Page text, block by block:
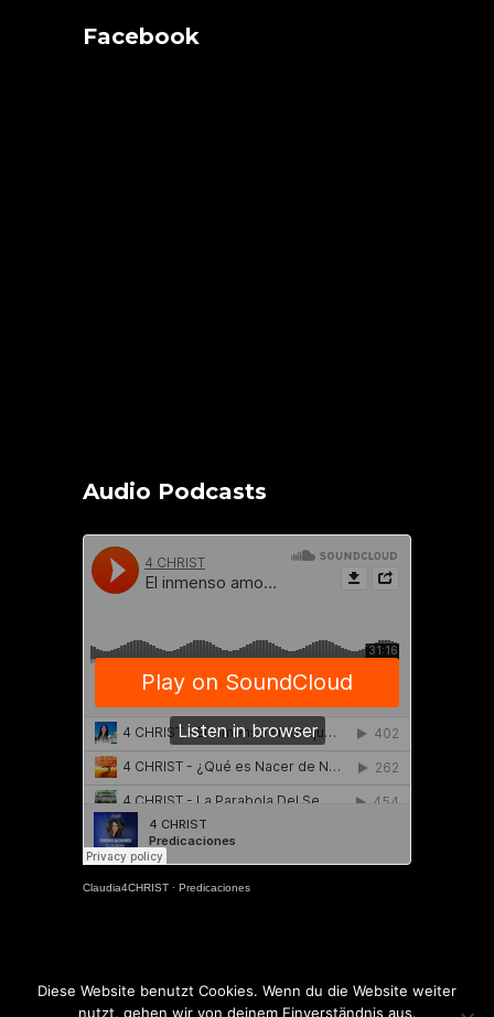
Facebook
Audio Podcasts
Claudia4CHRIST · Predicaciones
Diese Website benutzt Cookies. Wenn du die Website weiter
nutzt, gehen wir von deinem Einverständnis aus.